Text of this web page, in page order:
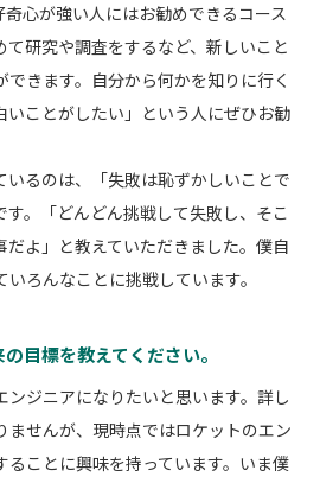
心が強い人にはお勧めできるコース
研究や調査をするなど、新しいこと
きます。自分から何かを知りに行く
いことがしたい」という人にぜひお勧
るのは、「失敗は恥ずかしいことで
す。「どんどん挑戦して失敗し、そこ
よ」と教えていただきました。僕自
ろんなことに挑戦しています。
目標を教えてください。
ジニアになりたいと思います。詳し
ませんが、現時点ではロケットのエン
ることに興味を持っています。いま僕